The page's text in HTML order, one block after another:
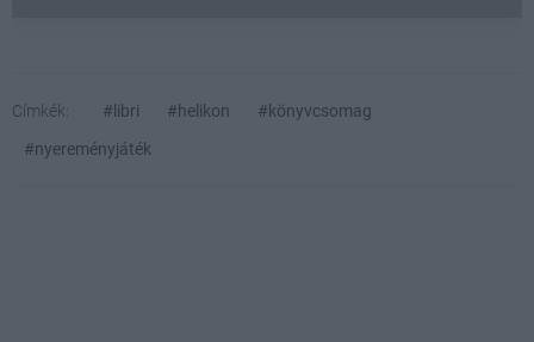
Címkék: #libri #helikon
#könyvcsomag
#nyereményjáték